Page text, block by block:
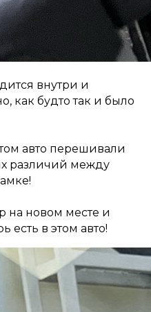
внутри и
как будто так и было
авто перешивали
различий между
на новом месте и
есть в этом авто!